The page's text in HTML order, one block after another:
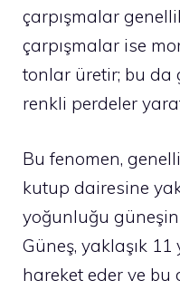
çarpışmalar
çarpışmalar ise
tonlar üretir; bu
renkli perdeler
Bu fenomen,
kutup dairesine
yoğunluğu güneşin
Güneş, yaklaşık 11
hareket eder ve bu